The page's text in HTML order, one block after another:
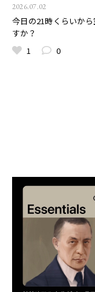
2026.07.02
今日の21時くらいから
すか？
1
0